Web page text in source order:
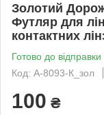
Золотий
Футляр для
контактних
Готово до відправки
Код: А-8093-К_зол
100 ₴